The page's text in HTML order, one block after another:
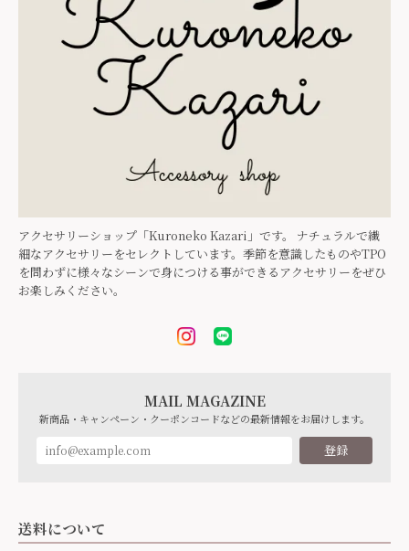
アクセサリーショップ「Kuroneko Kazari」です。 ナチュラルで繊
細なアクセサリーをセレクトしています。季節を意識したものやTPO
を問わずに様々なシーンで身につける事ができるアクセサリーをぜひ
お楽しみください。
MAIL MAGAZINE
新商品・キャンペーン・クーポンコードなどの最新情報をお届けします。
登録
送料について